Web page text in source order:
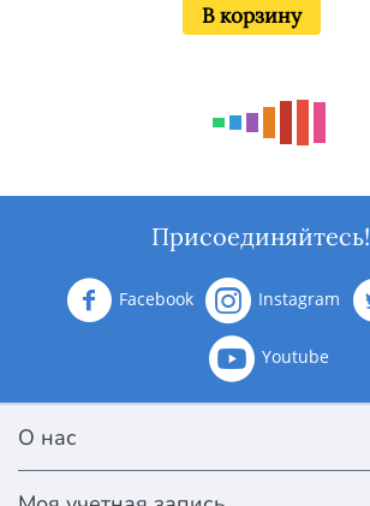
В корзину
Присоединяйтесь!
Facebook Instagram
Youtube
О нас